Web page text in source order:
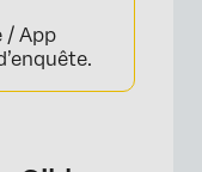
/ App